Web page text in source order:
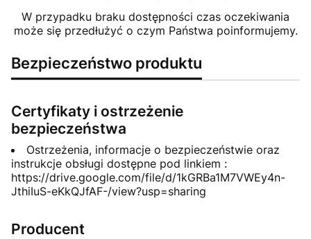
W przypadku braku dostępności czas oczekiwania
może się przedłużyć o czym Państwa poinformujemy.
Bezpieczeństwo produktu
Certyfikaty i ostrzeżenie
bezpieczeństwa
Ostrzeżenia, informacje o bezpieczeństwie oraz
instrukcje obsługi dostępne pod linkiem :
https://drive.google.com/file/d/1kGRBa1M7VWEy4n-
JthiIuS-eKkQJfAF-/view?usp=sharing
Producent